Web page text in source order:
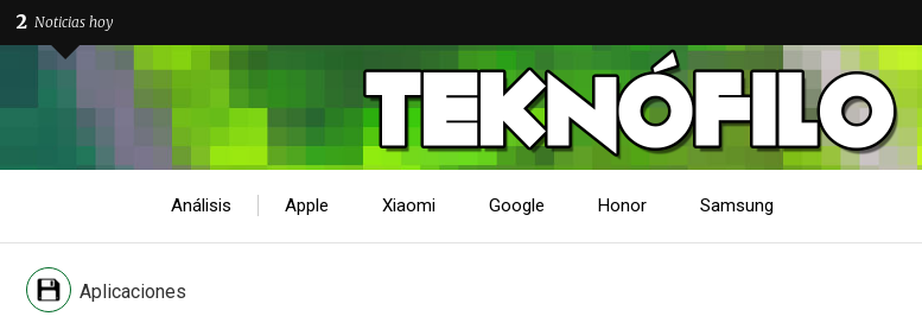
2 Noticias hoy
Análisis Apple Xiaomi Google Honor Samsung
Aplicaciones